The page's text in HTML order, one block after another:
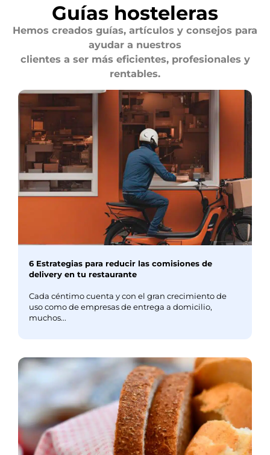
Guías hosteleras
Hemos creados guías, artículos y consejos para
ayudar a nuestros
clientes a ser más eficientes, profesionales y
rentables.
6 Estrategias para reducir las comisiones de
delivery en tu restaurante
Cada céntimo cuenta y con el gran crecimiento de
uso como de empresas de entrega a domicilio,
muchos...